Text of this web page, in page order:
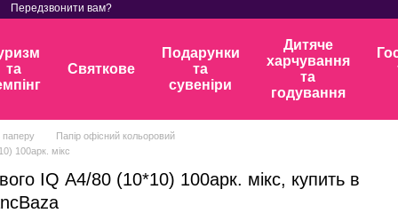
Передзвонити вам?
та
Святкове
Подарунки
та
сувеніри
Дитяче
харчування
та
годування
паперу
Папір офісний кольоровий
100арк. мікс
IQ А4/80 (10*10) 100арк. мікс, купить в